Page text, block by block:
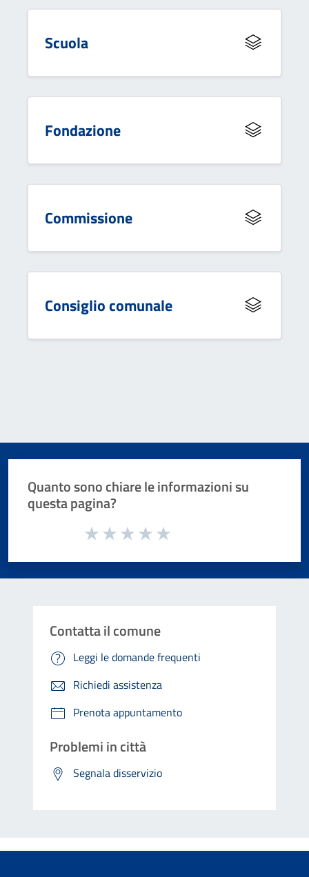
Scuola
Fondazione
Commissione
Consiglio comunale
Quanto sono chiare le informazioni su
questa pagina?
Valuta da 1 a 5 stelle la pagina
Contatta il comune
Leggi le domande frequenti
Richiedi assistenza
Prenota appuntamento
Problemi in città
Segnala disservizio